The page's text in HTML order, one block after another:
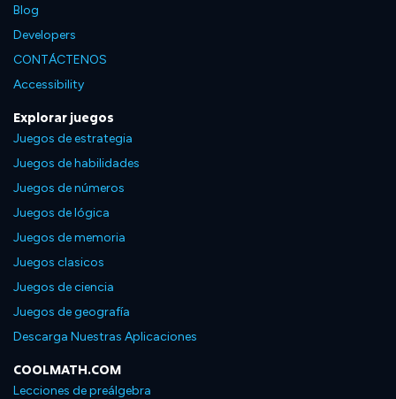
Blog
Developers
CONTÁCTENOS
Accessibility
Explorar juegos
Juegos de estrategia
Juegos de habilidades
Juegos de números
Juegos de lógica
Juegos de memoria
Juegos clasicos
Juegos de ciencia
Juegos de geografía
Descarga Nuestras Aplicaciones
COOLMATH.COM
Lecciones de preálgebra